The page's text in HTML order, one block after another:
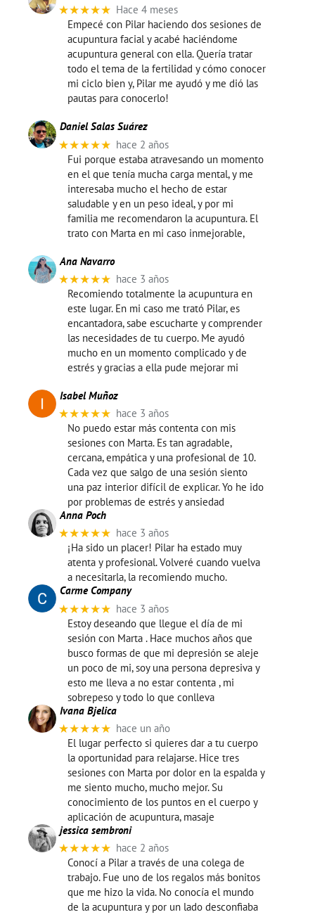
★★★★★ Hace 4 meses
Empecé con Pilar haciendo dos sesiones de
acupuntura facial y acabé haciéndome
acupuntura general con ella. Quería tratar
todo el tema de la fertilidad y cómo conocer
mi ciclo bien y, Pilar me ayudó y me dió las
pautas para conocerlo!
Daniel Salas Suárez
★★★★★ hace 2 años
Fui porque estaba atravesando un momento
en el que tenía mucha carga mental, y me
interesaba mucho el hecho de estar
saludable y en un peso ideal, y por mi
familia me recomendaron la acupuntura. El
trato con Marta en mi caso inmejorable,
Ana Navarro
★★★★★ hace 3 años
Recomiendo totalmente la acupuntura en
este lugar. En mi caso me trató Pilar, es
encantadora, sabe escucharte y comprender
las necesidades de tu cuerpo. Me ayudó
mucho en un momento complicado y de
estrés y gracias a ella pude mejorar mi
Isabel Muñoz
★★★★★ hace 3 años
No puedo estar más contenta con mis
sesiones con Marta. Es tan agradable,
cercana, empática y una profesional de 10.
Cada vez que salgo de una sesión siento
una paz interior difícil de explicar. Yo he ido
por problemas de estrés y ansiedad
Anna Poch
★★★★★ hace 3 años
¡Ha sido un placer! Pilar ha estado muy
atenta y profesional. Volveré cuando vuelva
a necesitarla, la recomiendo mucho.
Carme Company
★★★★★ hace 3 años
Estoy deseando que llegue el día de mi
sesión con Marta . Hace muchos años que
busco formas de que mi depresión se aleje
un poco de mi, soy una persona depresiva y
esto me lleva a no estar contenta , mi
sobrepeso y todo lo que conlleva
Ivana Bjelica
★★★★★ hace un año
El lugar perfecto si quieres dar a tu cuerpo
la oportunidad para relajarse. Hice tres
sesiones con Marta por dolor en la espalda y
me siento mucho, mucho mejor. Su
conocimiento de los puntos en el cuerpo y
aplicación de acupuntura, masaje
jessica sembroni
★★★★★ hace 2 años
Conocí a Pilar a través de una colega de
trabajo. Fue uno de los regalos más bonitos
que me hizo la vida. No conocía el mundo
de la acupuntura y por un lado desconfiaba